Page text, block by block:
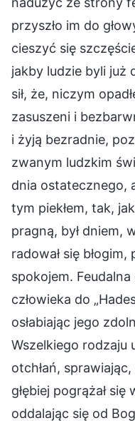
przyszło im do
cieszyć się
jakby ludzie byli już
sił, że, niczym
zasuszeni i
i żyją bezradnie,
zwanym ludzkim
dnia ostatecznego,
tym piekłem, tak,
pragną, był dniem,
radował się
spokojem.
człowieka do
osłabiając jego
Wszelkiego rodzaju
otchłań,
głębiej pogrążał
oddalając się od